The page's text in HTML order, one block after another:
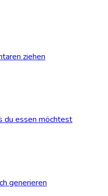
ziehen
du essen möchtest
generieren